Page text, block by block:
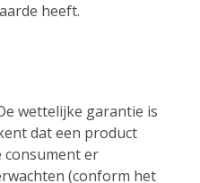
heeft.
wettelijke garantie is
dat een product
consument er
(conform het